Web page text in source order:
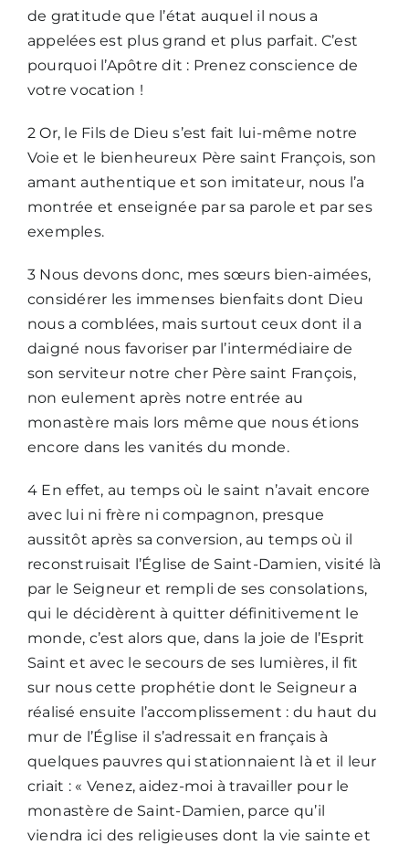
Nous écrire
de gratitude que l’état auquel il nous a
appelées est plus grand et plus parfait. C’est
pourquoi l’Apôtre dit : Prenez conscience de
votre vocation !
2 Or, le Fils de Dieu s’est fait lui-même notre
Voie et le bienheureux Père saint François, son
amant authentique et son imitateur, nous l’a
montrée et enseignée par sa parole et par ses
exemples.
3 Nous devons donc, mes sœurs bien-aimées,
considérer les immenses bienfaits dont Dieu
nous a comblées, mais surtout ceux dont il a
daigné nous favoriser par l’intermédiaire de
son serviteur notre cher Père saint François,
non eulement après notre entrée au
monastère mais lors même que nous étions
encore dans les vanités du monde.
4 En effet, au temps où le saint n’avait encore
avec lui ni frère ni compagnon, presque
aussitôt après sa conversion, au temps où il
reconstruisait l’Église de Saint-Damien, visité là
par le Seigneur et rempli de ses consolations,
qui le décidèrent à quitter définitivement le
monde, c’est alors que, dans la joie de l’Esprit
Saint et avec le secours de ses lumières, il fit
sur nous cette prophétie dont le Seigneur a
réalisé ensuite l’accomplissement : du haut du
mur de l’Église il s’adressait en français à
quelques pauvres qui stationnaient là et il leur
criait : « Venez, aidez-moi à travailler pour le
monastère de Saint-Damien, parce qu’il
viendra ici des religieuses dont la vie sainte et